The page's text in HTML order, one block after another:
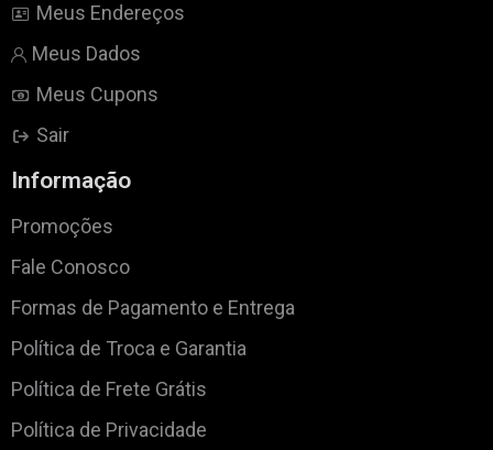
Meus Endereços
Meus Dados
Meus Cupons
Sair
Informação
Promoções
Fale Conosco
Formas de Pagamento e Entrega
Política de Troca e Garantia
Política de Frete Grátis
Política de Privacidade